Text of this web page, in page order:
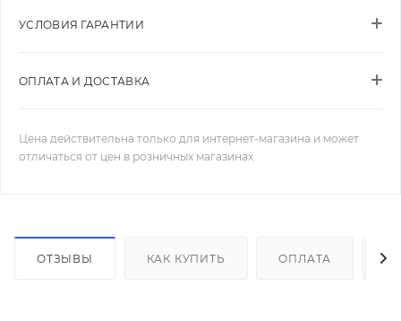
УСЛОВИЯ ГАРАНТИИ
ОПЛАТА И ДОСТАВКА
Цена действительна только для интернет-магазина и может
отличаться от цен в розничных магазинах
ОТЗЫВЫ КАК КУПИТЬ ОПЛАТА